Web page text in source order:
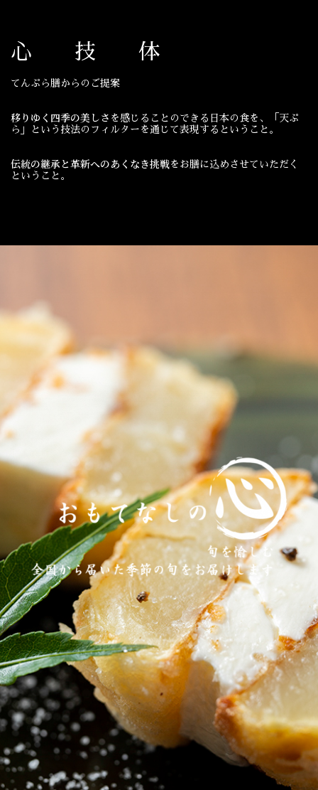
心 技 体
てんぷら膳からのご提案
移りゆく四季の美しさ を感じることのできる日本の食を、「天ぷ
ら」という技法のフィルターを通じて表現するということ。
伝統の継承と革新へのあくなき挑戦をお膳に込めさせていただく
ということ。